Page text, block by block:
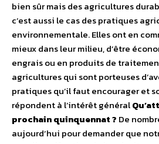
bien sûr mais des agricultures
c’est aussi le cas des pratiques
environnementale. Elles ont en
mieux dans leur milieu, d’être
engrais ou en produits de
agricultures qui sont porteuses
pratiques qu’il faut encourager et
répondent à l’intérêt général
prochain quinquennat ? De
aujourd’hui pour demander que